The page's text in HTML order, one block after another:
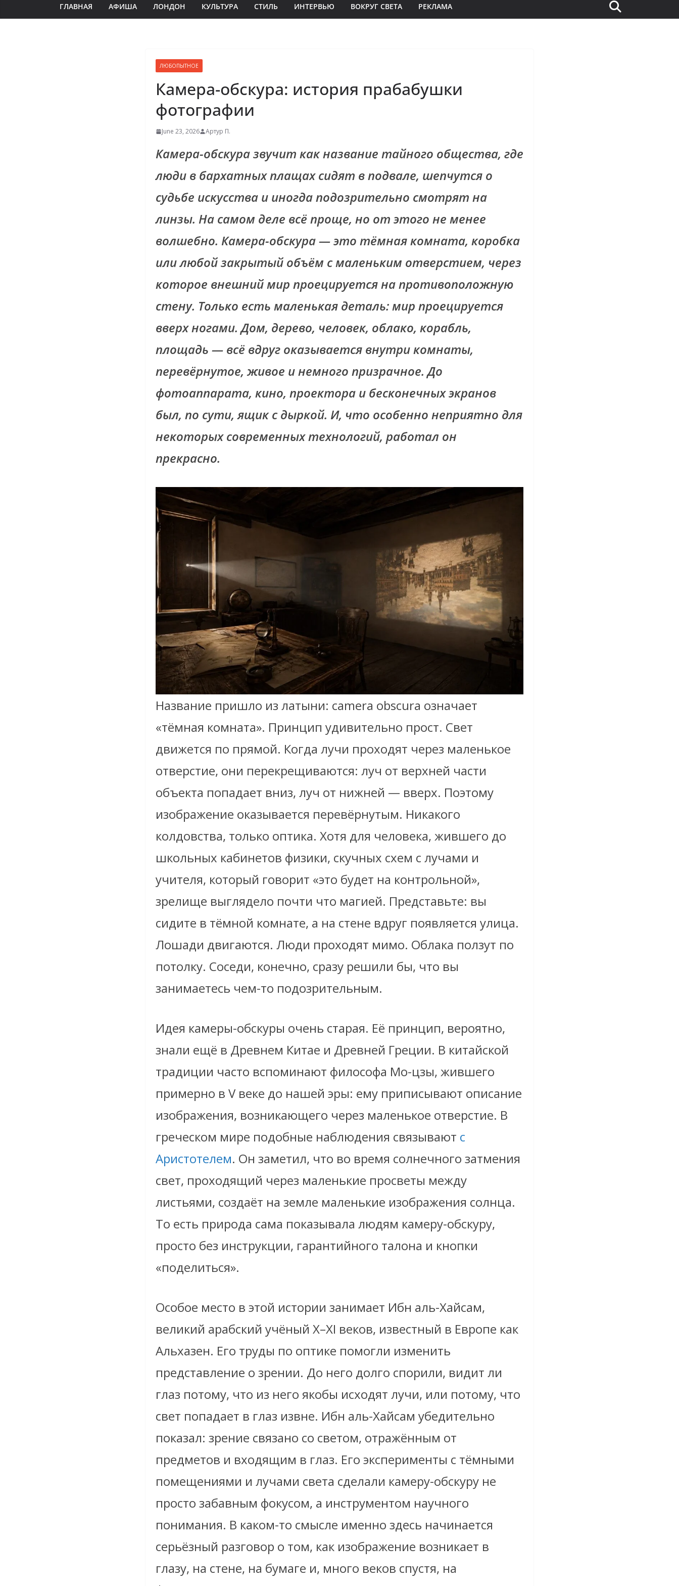
ГЛАВНАЯ АФИША ЛОНДОН КУЛЬТУРА СТИЛЬ ИНТЕРВЬЮ ВОКРУГ СВЕТА РЕКЛАМА
ЛЮБОПЫТНОЕ
Камера-обскура: история прабабушки
фотографии
June 23, 2026 Артур П.
Камера-обскура звучит как название тайного общества, где
люди в бархатных плащах сидят в подвале, шепчутся о
судьбе искусства и иногда подозрительно смотрят на
линзы. На самом деле всё проще, но от этого не менее
волшебно. Камера-обскура — это тёмная комната, коробка
или любой закрытый объём с маленьким отверстием, через
которое внешний мир проецируется на противоположную
стену. Только есть маленькая деталь: мир проецируется
вверх ногами. Дом, дерево, человек, облако, корабль,
площадь — всё вдруг оказывается внутри комнаты,
перевёрнутое, живое и немного призрачное. До
фотоаппарата, кино, проектора и бесконечных экранов
был, по сути, ящик с дыркой. И, что особенно неприятно для
некоторых современных технологий, работал он
прекрасно.
Название пришло из латыни: camera obscura означает
«тёмная комната». Принцип удивительно прост. Свет
движется по прямой. Когда лучи проходят через маленькое
отверстие, они перекрещиваются: луч от верхней части
объекта попадает вниз, луч от нижней — вверх. Поэтому
изображение оказывается перевёрнутым. Никакого
колдовства, только оптика. Хотя для человека, жившего до
школьных кабинетов физики, скучных схем с лучами и
учителя, который говорит «это будет на контрольной»,
зрелище выглядело почти что магией. Представьте: вы
сидите в тёмной комнате, а на стене вдруг появляется улица.
Лошади двигаются. Люди проходят мимо. Облака ползут по
потолку. Соседи, конечно, сразу решили бы, что вы
занимаетесь чем-то подозрительным.
Идея камеры-обскуры очень старая. Её принцип, вероятно,
знали ещё в Древнем Китае и Древней Греции. В китайской
традиции часто вспоминают философа Мо-цзы, жившего
примерно в V веке до нашей эры: ему приписывают описание
изображения, возникающего через маленькое отверстие. В
греческом мире подобные наблюдения связывают с
Аристотелем. Он заметил, что во время солнечного затмения
свет, проходящий через маленькие просветы между
листьями, создаёт на земле маленькие изображения солнца.
То есть природа сама показывала людям камеру-обскуру,
просто без инструкции, гарантийного талона и кнопки
«поделиться».
Особое место в этой истории занимает Ибн аль-Хайсам,
великий арабский учёный X–XI веков, известный в Европе как
Альхазен. Его труды по оптике помогли изменить
представление о зрении. До него долго спорили, видит ли
глаз потому, что из него якобы исходят лучи, или потому, что
свет попадает в глаз извне. Ибн аль-Хайсам убедительно
показал: зрение связано со светом, отражённым от
предметов и входящим в глаз. Его эксперименты с тёмными
помещениями и лучами света сделали камеру-обскуру не
просто забавным фокусом, а инструментом научного
понимания. В каком-то смысле именно здесь начинается
серьёзный разговор о том, как изображение возникает в
глазу, на стене, на бумаге и, много веков спустя, на